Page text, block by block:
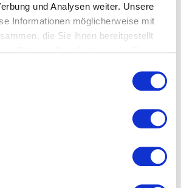
und Analysen weiter. Unsere
Informationen möglicherweise mit
die Sie ihnen bereitgestellt
unsere Webseite weiterhin nutzen.